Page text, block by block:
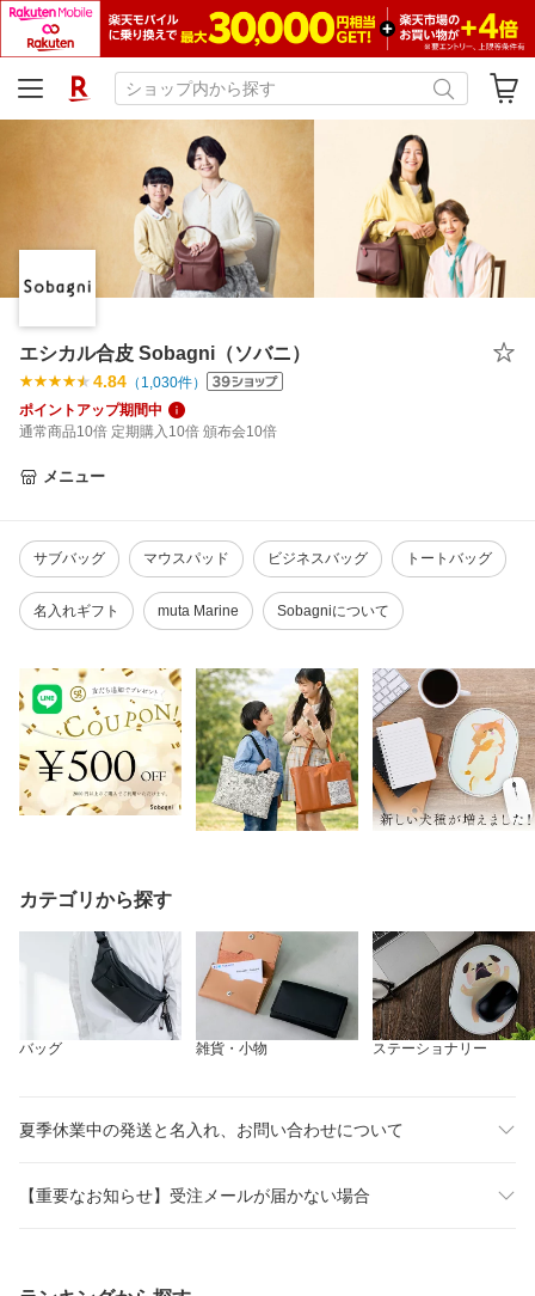
エシカル合皮 Sobagni（ソバニ）
4.84 （ 1,030件）
ポイントアップ期間中
通常商品10倍 定期購入10倍 頒布会10倍
メニュー
サブバッグ マウスパッド ビジネスバッグ トートバッグ
名入れギフト muta Marine Sobagniについて
カテゴリから探す
バッグ 雑貨・小物 ステーショナリー
夏季休業中の発送と名入れ、お問い合わせについて
【重要なお知らせ】受注メールが届かない場合